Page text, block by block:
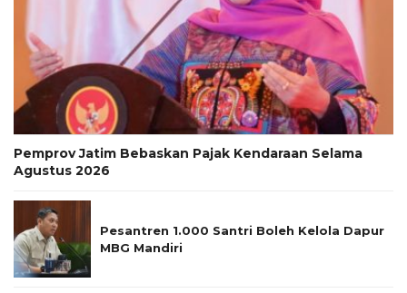
Pemprov Jatim Bebaskan Pajak Kendaraan Selama
Agustus 2026
Pesantren 1.000 Santri Boleh Kelola Dapur
MBG Mandiri